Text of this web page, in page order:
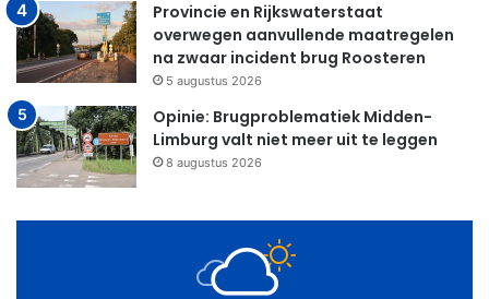
Provincie en Rijkswaterstaat
overwegen aanvullende maatregelen
na zwaar incident brug Roosteren
5 augustus 2026
Opinie: Brugproblematiek Midden-
Limburg valt niet meer uit te leggen
8 augustus 2026